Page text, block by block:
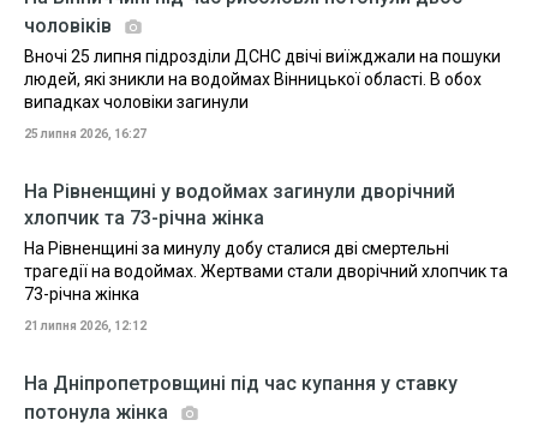
чоловіків
Вночі 25 липня підрозділи ДСНС двічі виїжджали на пошуки
людей, які зникли на водоймах Вінницької області. В обох
випадках чоловіки загинули
25 липня 2026, 16:27
На Рівненщині у водоймах загинули дворічний
хлопчик та 73-річна жінка
На Рівненщині за минулу добу сталися дві смертельні
трагедії на водоймах. Жертвами стали дворічний хлопчик та
73-річна жінка
21 липня 2026, 12:12
На Дніпропетровщині під час купання у ставку
потонула жінка